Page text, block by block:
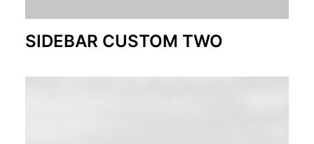
SIDEBAR CUSTOM TWO